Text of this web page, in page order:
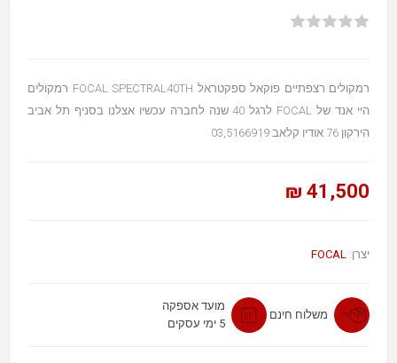
רמקולים רצפתיים פוקאל ספקטראל FOCAL SPECTRAL40TH רמקולים
היי אנד של FOCAL לרגל 40 שנה לחברה עכשיו אצלנו בסניף תל אביב
הירקון 76 אודיו קלאב 03,5166919
41,500 ₪
יצרן: FOCAL
משלוח חינם
מועד אספקה
5 ימי עסקים